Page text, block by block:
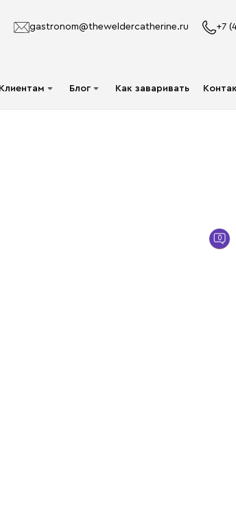
gastronom@theweldercatherine.ru +7
Клиентам Блог Как заваривать
0